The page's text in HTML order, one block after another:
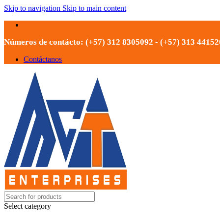
Skip to navigation Skip to main content
Números de contácto: (+57) 312 8305092 - (+57) 313
Contáctanos
Select category